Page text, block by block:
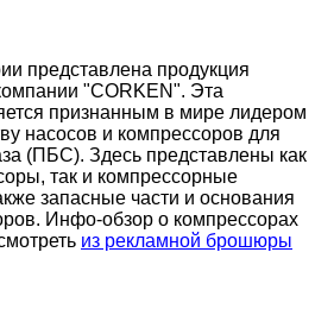
представлена продукция
"CORKEN". Эта
признанным в мире лидером
насосов и компрессоров для
(ПБС). Здесь представлены как
так и компрессорные
запасные части и основания
Инфо-обзор о компрессорах
из рекламной брошюры